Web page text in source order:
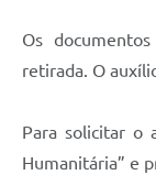
Os
retirada. O
Para solicitar o
Humanitária” e